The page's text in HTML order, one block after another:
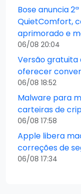
Bose anuncia
QuietComfort,
aprimorado e
06/08 20:04
Versão gratuita
oferecer
06/08 18:52
Malware para
carteiras de
06/08 17:58
Apple libera
correções de
06/08 17:34